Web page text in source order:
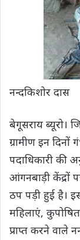
नन्दकिशोर दास
बेगूसराय ब्यूरो।
ग्रामीण इन
पदाधिकारी की
आंगनबाड़ी केंद्रों
ठप पड़ी हुई है।
महिलाएं,
प्राप्त करने वाले